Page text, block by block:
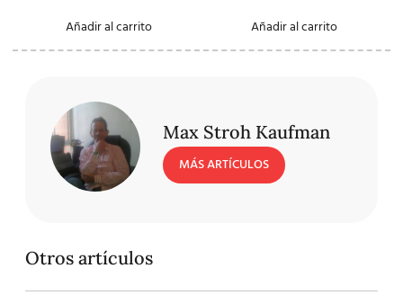
Añadir al carrito Añadir al carrito
Max Stroh Kaufman
MÁS ARTÍCULOS
Otros artículos